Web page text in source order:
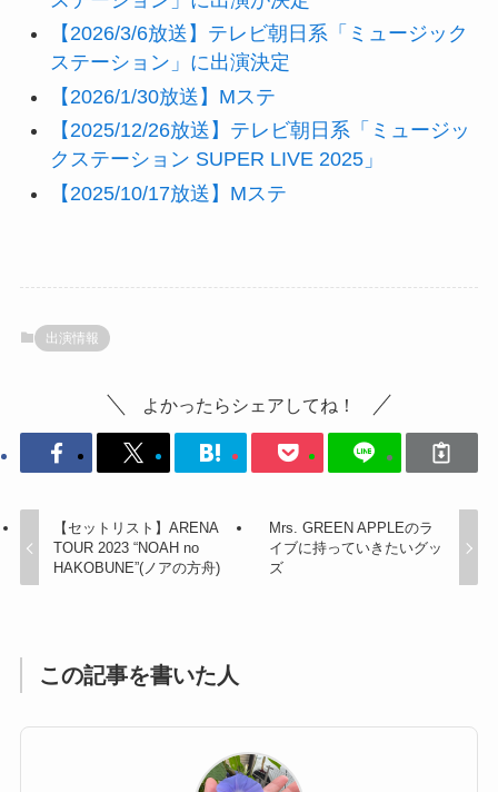
【2026/3/6放送】テレビ朝日系「ミュージック
ステーション」に出演決定
【2026/1/30放送】Mステ
【2025/12/26放送】テレビ朝日系「ミュージッ
クステーション SUPER LIVE 2025」
【2025/10/17放送】Mステ
出演情報
よかったらシェアしてね！
【セットリスト】ARENA
TOUR 2023 “NOAH no
HAKOBUNE”(ノアの方舟)
Mrs. GREEN APPLEのラ
イブに持っていきたいグッ
ズ
この記事を書いた人